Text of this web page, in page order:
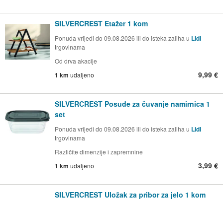
SILVERCREST Etažer 1 kom
Ponuda vrijedi do 09.08.2026 ili do isteka zaliha u Lidl
trgovinama
Od drva akacije
1 km udaljeno 9,99 €
SILVERCREST Posude za čuvanje namirnica 1
set
Ponuda vrijedi do 09.08.2026 ili do isteka zaliha u Lidl
trgovinama
Različite dimenzije i zapremnine
1 km udaljeno 3,99 €
SILVERCREST Uložak za pribor za jelo 1 kom